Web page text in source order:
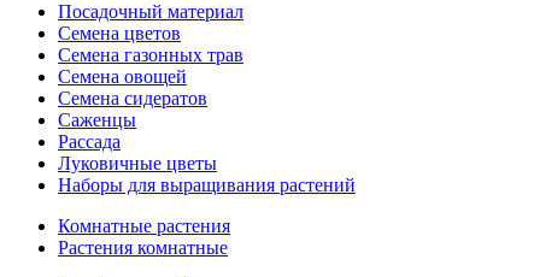
Посадочный материал
Семена цветов
Семена газонных трав
Семена овощей
Семена сидератов
Саженцы
Рассада
Луковичные цветы
Наборы для выращивания растений
Комнатные растения
Растения комнатные